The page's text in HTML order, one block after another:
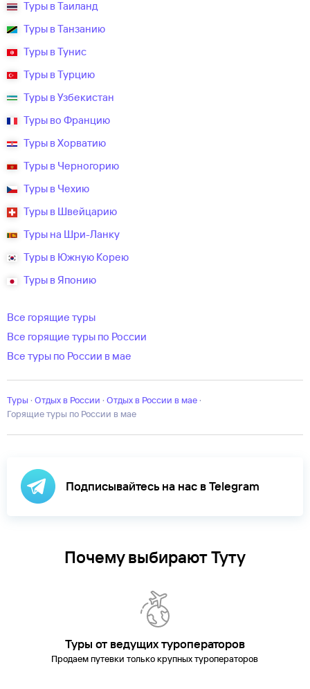
Туры в Таиланд
Туры в Танзанию
Туры в Тунис
Туры в Турцию
Туры в Узбекистан
Туры во Францию
Туры в Хорватию
Туры в Черногорию
Туры в Чехию
Туры в Швейцарию
Туры на Шри-Ланку
Туры в Южную Корею
Туры в Японию
Все горящие туры
Все горящие туры по России
Все туры по России в мае
Туры · Отдых в России · отдых в России в мае ·
Горящие туры по России в мае
Подписывайтесь на нас в Telegram
Почему выбирают Туту
Туры от ведущих туроператоров
Продаем путевки только крупных туроператоров